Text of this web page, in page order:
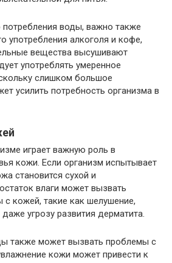
воды, важно также
употребления алкоголя и кофе,
вещества высушивают
употреблять умеренное
слишком большое
усилить потребность организма в
играет важную роль в
кожи. Если организм испытывает
становится сухой и
влаги может вызвать
кожей, такие как шелушение,
угрозу развития дерматита.
также может вызвать проблемы с
кожи может привести к